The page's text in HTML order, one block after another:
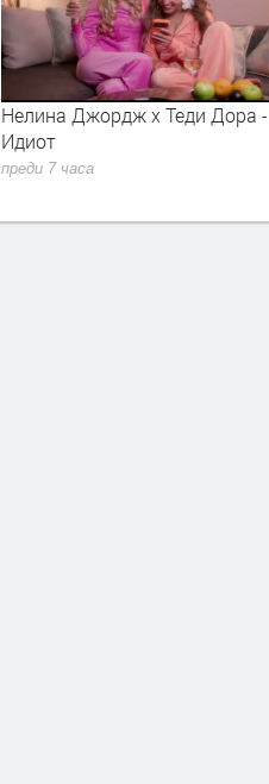
Нелина Джордж x Теди Дора -
Идиот
преди 7 часа